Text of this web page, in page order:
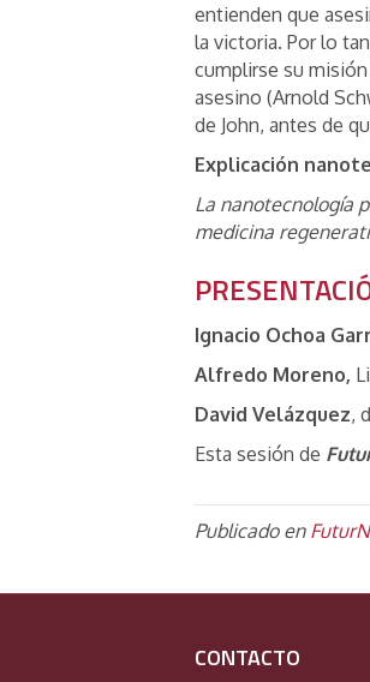
entienden que
la victoria. Por lo
cumplirse su misión
asesino (Arnold
de John, antes de
Explicación
La nanotecnología
medicina
Ignacio Ochoa
Alfredo Moreno,
David Velázquez,
Esta sesión de
Publicado en
CONTACTO